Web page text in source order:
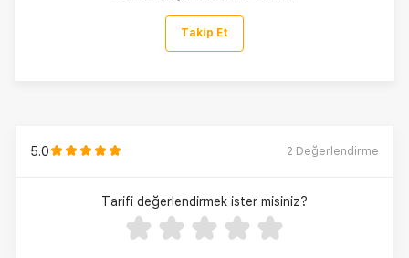
Takip Et
5.0 2 Değerlendirme
Tarifi değerlendirmek ister misiniz?